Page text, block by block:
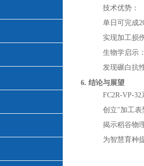
技术优势：
单日可完成
实现加工损
生物学启示
发现碾白抗
6. 结论与展望
FC2R-VP-32
创立"加工表
揭示稻谷物
为智慧育种